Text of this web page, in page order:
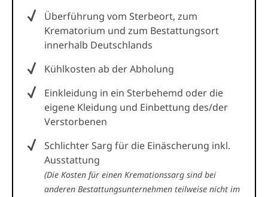
Überführung vom Sterbeort, zum
Krematorium und zum Bestattungsort
innerhalb Deutschlands
Kühlkosten ab der Abholung
Einkleidung in ein Sterbehemd oder die
eigene Kleidung und Einbettung des/der
Verstorbenen
Schlichter Sarg für die Einäscherung inkl.
Ausstattung
(Die Kosten für einen Kremationssarg sind bei
anderen Bestattungsunternehmen teilweise nicht im